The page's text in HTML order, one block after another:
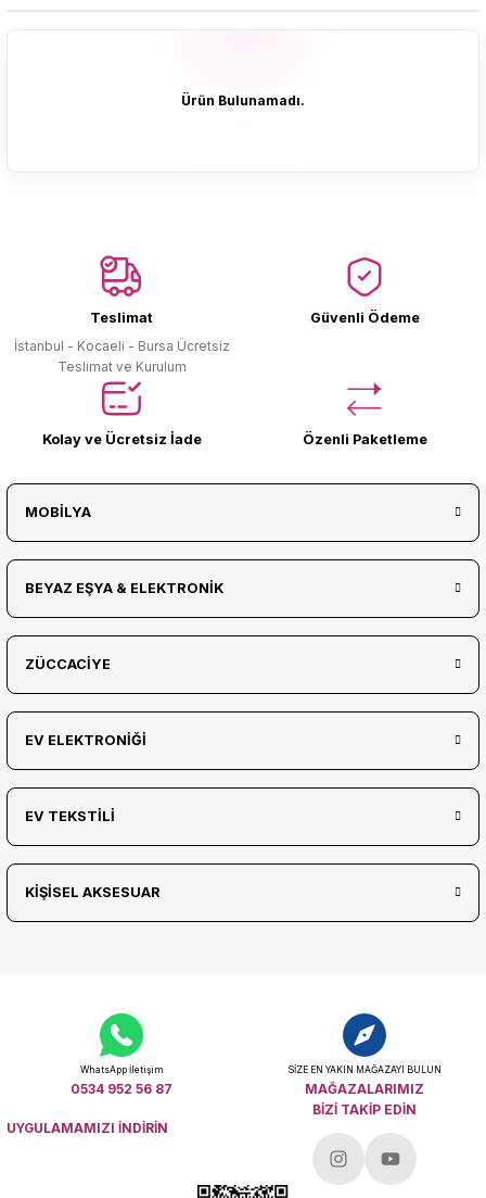
Ürün Bulunamadı.
Teslimat
İstanbul - Kocaeli - Bursa Ücretsiz
Teslimat ve Kurulum
Güvenli Ödeme
Kolay ve Ücretsiz İade Özenli Paketleme
MOBİLYA
BEYAZ EŞYA & ELEKTRONİK
ZÜCCACİYE
EV ELEKTRONİĞİ
EV TEKSTİLİ
KİŞİSEL AKSESUAR
WhatsApp İletişim
0534 952 56 87
SİZE EN YAKIN MAĞAZAYI BULUN
MAĞAZALARIMIZ
UYGULAMAMIZI İNDİRİN
BİZİ TAKİP EDİN